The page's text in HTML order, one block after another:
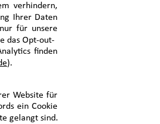
verhindern,
Ihrer Daten
für unsere
das Opt-out-
finden
).
Website für
ein Cookie
gelangt sind.